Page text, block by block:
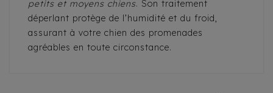
petits et moyens chiens. Son traitement
déperlant protège de l’humidité et du froid,
assurant à votre chien des promenades
agréables en toute circonstance.